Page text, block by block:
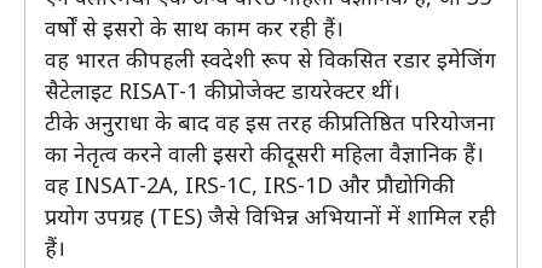
वर्षों से इसरो के साथ काम कर रही हैं।
वह भारत की पहली स्वदेशी रूप से विकसित रडार इमेजिंग
सैटेलाइट RISAT-1 की प्रोजेक्ट डायरेक्टर थीं।
टीके अनुराधा के बाद वह इस तरह की प्रतिष्ठित परियोजना
का नेतृत्व करने वाली इसरो की दूसरी महिला वैज्ञानिक हैं।
वह INSAT-2A, IRS-1C, IRS-1D और प्रौद्योगिकी
प्रयोग उपग्रह (TES) जैसे विभिन्न अभियानों में शामिल रही
हैं।